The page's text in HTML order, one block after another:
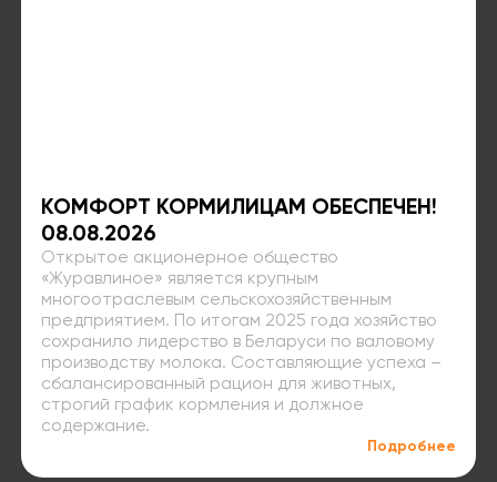
КОМФОРТ КОРМИЛИЦАМ ОБЕСПЕЧЕН!
08.08.2026
Открытое акционерное общество
«Журавлиное» является крупным
многоотраслевым сельскохозяйственным
предприятием. По итогам 2025 года хозяйство
сохранило лидерство в Беларуси по валовому
производству молока. Составляющие успеха –
сбалансированный рацион для животных,
строгий график кормления и должное
содержание.
Подробнее